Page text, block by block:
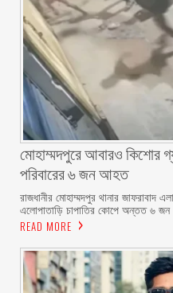
মোহাম্মদপুরে আবারও কিশোর
পরিবারের ৬ জন আহত
রাজধানীর মোহাম্মদপুর থানার জাফরাবাদ
এলোপাতাড়ি চাপাতির কোপে অন্তত ৬ জন
READ MORE